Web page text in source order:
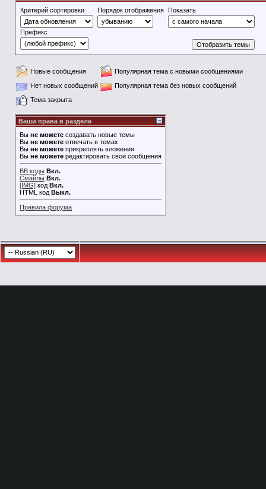
Критерий сортировки
Порядок отображения Показать
Префикс
Новые сообщения
Популярная тема с новыми сообщениями
Нет новых сообщений
Популярная тема без новых сообщений
Тема закрыта
Ваши права в разделе
Вы не можете создавать новые темы
Вы не можете отвечать в темах
Вы не можете прикреплять вложения
Вы не можете редактировать свои сообщения
BB коды Вкл.
Смайлы Вкл.
[IMG] код Вкл.
HTML код Выкл.
Правила форума